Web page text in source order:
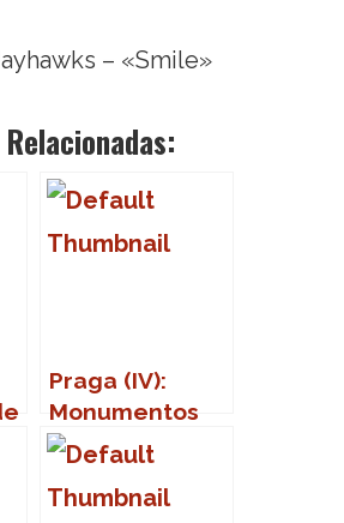
– «Smile»
Praga (IV):
Monumentos
(Part Two)